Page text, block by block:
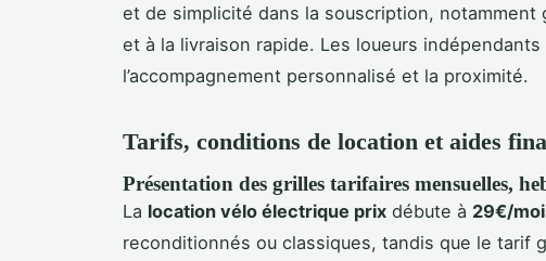
et de simplicité dans la souscription, notamment
et à la livraison rapide. Les loueurs
l’accompagnement personnalisé et la proximité.
Tarifs, conditions de location et aides
Présentation des grilles tarifaires mensuelles,
La location vélo électrique prix débute à 29€/
reconditionnés ou classiques, tandis que le tarif